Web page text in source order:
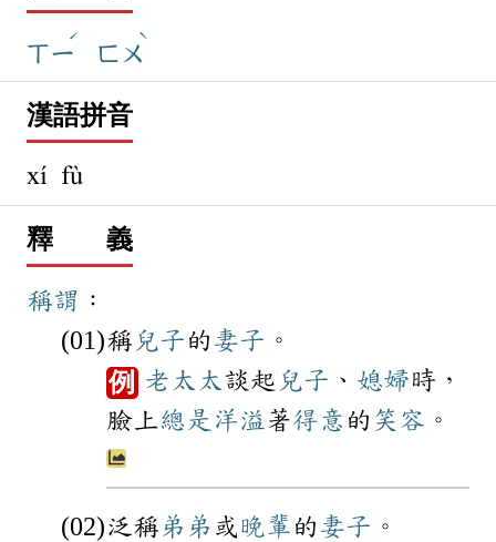
ㄒㄧ
ˊ
ㄈㄨ
ˋ
漢語拼音
xí fù
釋 義
稱謂 ：
稱 兒子 的 妻子 。
例 老太太 談起 兒子 、 媳婦時，
臉上總是 洋溢 著得意 的 笑容 。
泛稱弟弟 或晚輩 的 妻子 。